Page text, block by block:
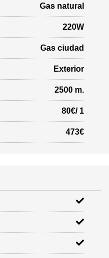
Gas natural
220W
Gas ciudad
Exterior
2500 m.
80€/ 1
473€